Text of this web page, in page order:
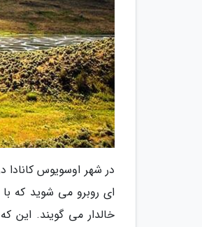
در شهر اوسویوس
ای روبرو می شوید که
خالدار می گویند. این